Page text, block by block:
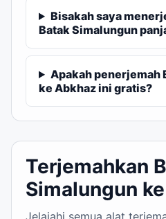
Bisakah saya
Batak Simalungun
Apakah penerjemah
ke Abkhaz ini gratis?
Terjemahkan
Simalungun
Jelajahi semua alat